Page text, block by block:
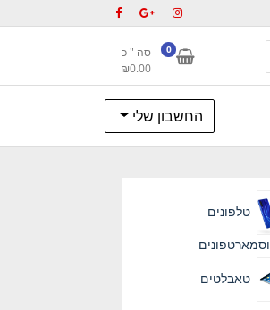
0
סה " כ
₪0.00
החשבון שלי
טלפונים
וסמארטפונים
טאבלטים